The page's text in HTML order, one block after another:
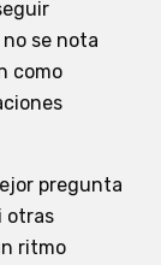
se nota
como
pregunta
otras
ritmo